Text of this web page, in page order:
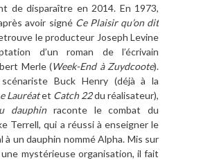
dedisparaître en 2014. En 1973,
ès avoir signé Ce Plaisir qu’on dit
le producteur Joseph Levine
d’un roman de l’écrivain
Merle (Week-End à Zuydcoote).
énariste Buck Henry (déjà à la
Lauréatet Catch 22du réalisateur),
dauphinraconte le combat du
Terrell, qui a réussi à enseigner le
à un dauphin nommé Alpha. Mis sur
mystérieuse organisation, il fait